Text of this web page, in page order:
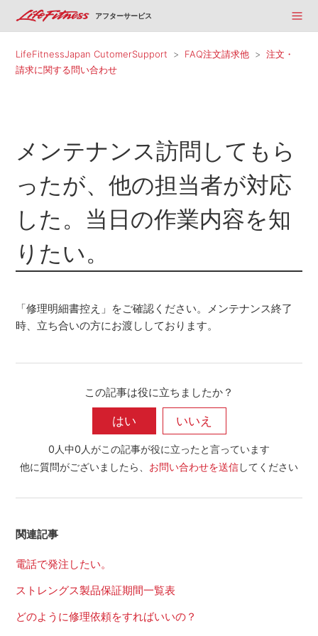
アフターサービス
LifeFitnessJapan CutomerSupport FAQ注文請求他
注文・
請求に関する問い合わせ
メンテナンス訪問してもら
ったが、他の担当者が対応
した。当日の作業内容を知
りたい。
「修理明細書控え」をご確認ください。メンテナンス終了
時、立ち合いの方にお渡ししております。
この記事は役に立ちましたか？
0人中0人がこの記事が役に立ったと言っています
他に質問がございましたら、 お問い合わせを送信してください
関連記事
電話で発注したい。
ストレングス製品保証期間一覧表
どのように修理依頼をすればいいの？